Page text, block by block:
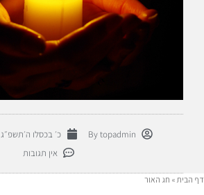
Bytopadmin כ׳ בכסלו ה׳תשפ״ג
אין תגובות
דף הבית » חג האור